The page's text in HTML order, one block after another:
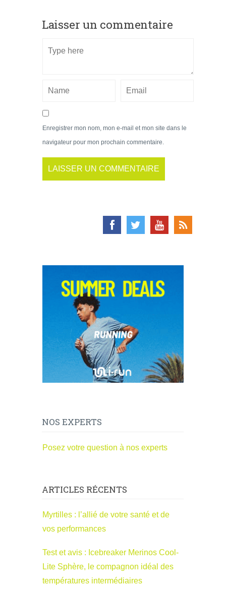
Laisser un commentaire
Enregistrer mon nom, mon e-mail et mon site dans le
navigateur pour mon prochain commentaire.
NOS EXPERTS
Posez votre question à nos experts
ARTICLES RÉCENTS
Myrtilles : l’allié de votre santé et de
vos performances
Test et avis : Icebreaker Merinos Cool-
Lite Sphère, le compagnon idéal des
températures intermédiaires